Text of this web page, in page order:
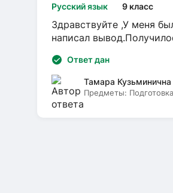
Русский язык 9 класс
Здравствуйте ,У меня
написал
Ответ дан
Тамара Кузьминична
Предметы: